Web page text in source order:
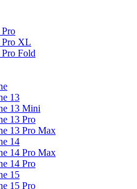
Pro XL
Fold
13
13 Mini
13 Pro
13 Pro Max
14
14 Pro Max
14 Pro
15
15 Pro